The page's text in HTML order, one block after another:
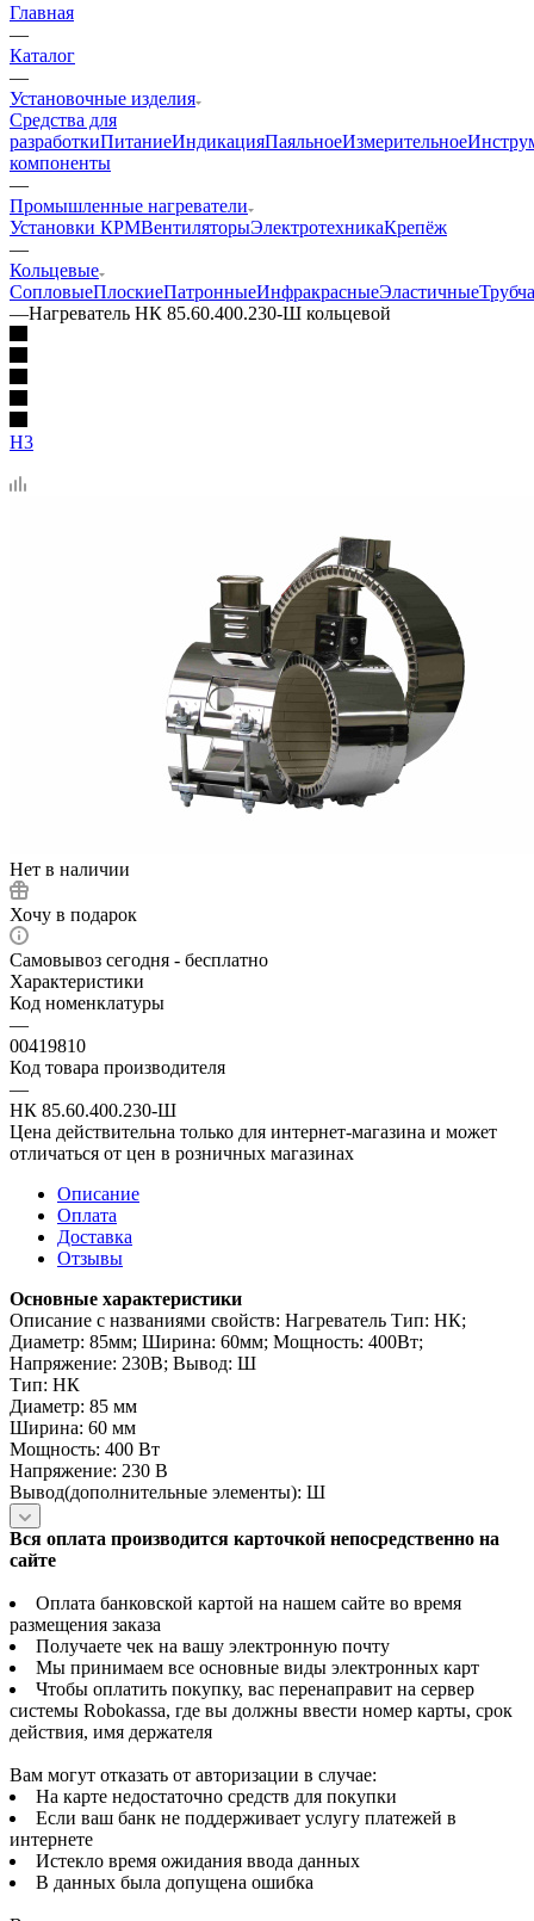
Главная
—
Каталог
—
Установочные изделия
Средства для
разработкиПитаниеИндикацияПаяльноеИзмерительное
компоненты
—
Промышленные нагреватели
Установки КРМВентиляторыЭлектротехникаКрепёж
—
Кольцевые
СопловыеПлоскиеПатронныеИнфракрасныеЭластичные
—Нагреватель НК 85.60.400.230-Ш кольцевой
Н3
Нет в наличии
Хочу в подарок
Самовывоз сегодня - бесплатно
Характеристики
Код номенклатуры
—
00419810
Код товара производителя
—
НК 85.60.400.230-Ш
Цена действительна только для интернет-магазина и может
отличаться от цен в розничных магазинах
Описание
Оплата
Доставка
Отзывы
Основные характеристики
Описание с названиями свойств: Нагреватель Тип: НК;
Диаметр: 85мм; Ширина: 60мм; Мощность: 400Вт;
Напряжение: 230В; Вывод: Ш
Тип: НК
Диаметр: 85 мм
Ширина: 60 мм
Мощность: 400 Вт
Напряжение: 230 В
Вывод(дополнительные элементы): Ш
Вся оплата производится карточкой непосредственно на
сайте
Оплата банковской картой на нашем сайте во время
размещения заказа
Получаете чек на вашу электронную почту
Мы принимаем все основные виды электронных карт
Чтобы оплатить покупку, вас перенаправит на сервер
системы Robokassa, где вы должны ввести номер карты, срок
действия, имя держателя
Вам могут отказать от авторизации в случае:
На карте недостаточно средств для покупки
Если ваш банк не поддерживает услугу платежей в
интернете
Истекло время ожидания ввода данных
В данных была допущена ошибка